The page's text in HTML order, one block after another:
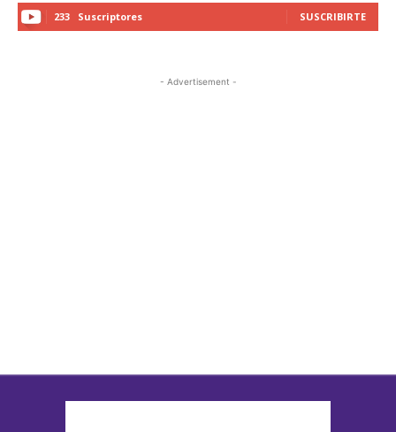
233 Suscriptores SUSCRIBIRTE
- Advertisement -